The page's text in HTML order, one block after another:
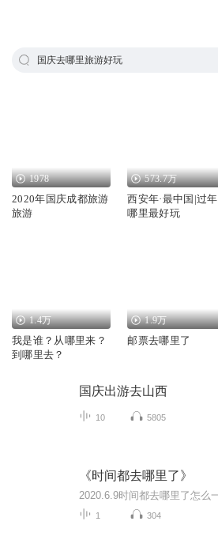
国庆去哪里旅游好玩
1978
2020年国庆成都旅游
旅游
573.7万
西安年·最中国|过年
哪里最好玩
1.4万
我是谁？从哪里来？
到哪里去？
1.9万
邮票去哪里了
国庆出游去山西
10 5805
《时间都去哪里了》
1 304